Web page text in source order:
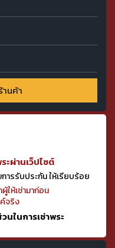
นค้า
ะผ่านเว็ปไซต์
ารรับประกัน ให้เรียบร้อย
ให้เช่ามาก่อน
จริง
นในการเช่าพระ